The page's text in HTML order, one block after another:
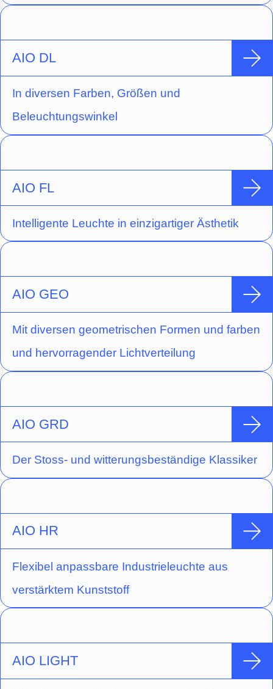
AIO DL
In diversen Farben, Größen und
Beleuchtungswinkel
AIO FL
Intelligente Leuchte in einzigartiger Ästhetik
AIO GEO
Mit diversen geometrischen Formen und farben
und hervorragender Lichtverteilung
AIO GRD
Der Stoss- und witterungsbeständige Klassiker
AIO HR
Flexibel anpassbare Industrieleuchte aus
verstärktem Kunststoff
AIO LIGHT